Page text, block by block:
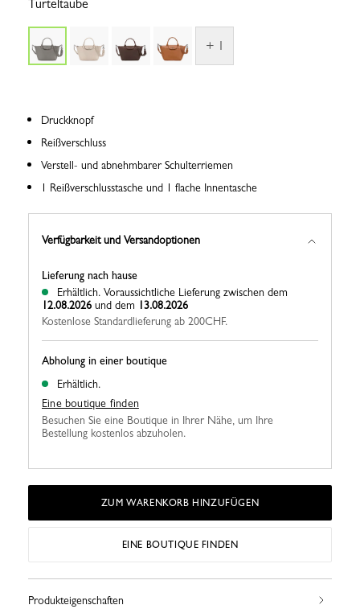
Turteltaube
+ 1
Druckknopf
Reißverschluss
Verstell- und abnehmbarer Schulterriemen
1 Reißverschlusstasche und 1 flache Innentasche
Verfügbarkeit und Versandoptionen
Abholung in einer boutique
Erhältlich.
Eine boutique finden
Besuchen Sie eine Boutique in Ihrer Nähe, um Ihre
Bestellung kostenlos abzuholen.
Lieferung nach hause
Erhältlich. Voraussichtliche Lieferung zwischen dem
12.08.2026 und dem 13.08.2026
Kostenlose Standardlieferung ab 200CHF.
ZUM WARENKORB HINZUFÜGEN
EINE BOUTIQUE FINDEN
Produkteigenschaften